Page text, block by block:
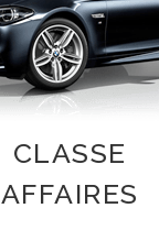
CLASSE
AFFAIRES